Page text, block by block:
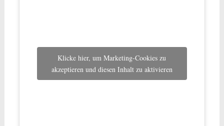
Klicke hier, um Marketing-Cookies zu
akzeptieren und diesen Inhalt zu aktivieren